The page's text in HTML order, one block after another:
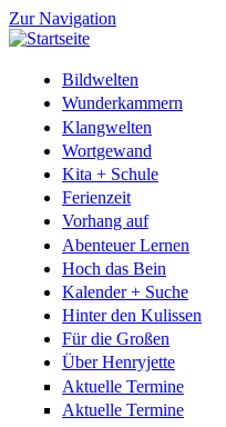
Zur Navigation
Bildwelten
Wunderkammern
Klangwelten
Wortgewand
Kita + Schule
Ferienzeit
Vorhang auf
Abenteuer Lernen
Hoch das Bein
Kalender + Suche
Hinter den Kulissen
Für die Großen
Über Henryjette
Aktuelle Termine
Aktuelle Termine